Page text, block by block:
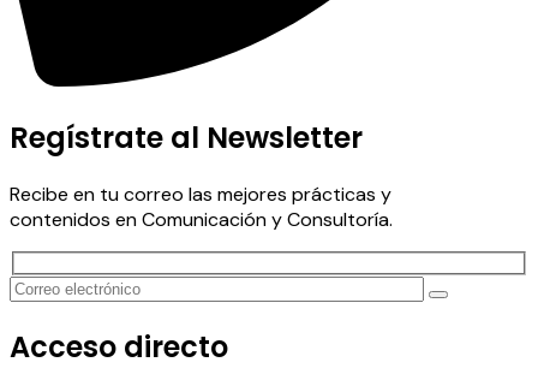
Regístrate al Newsletter
Recibe en tu correo las mejores prácticas y
contenidos en Comunicación y Consultoría.
Acceso directo